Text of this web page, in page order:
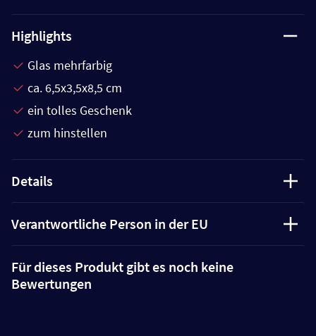
Highlights
Glas mehrfarbig
ca. 6,5x3,5x8,5 cm
ein tolles Geschenk
zum hinstellen
Details
Verantwortliche Person in der EU
Für dieses Produkt gibt es noch keine
Bewertungen